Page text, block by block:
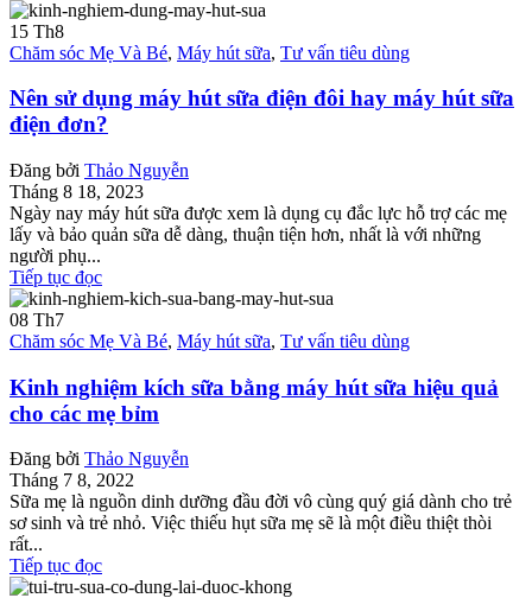
15 Th8
Chăm sóc Mẹ Và Bé, Máy hút sữa, Tư vấn tiêu dùng
Nên sử dụng máy hút sữa điện đôi hay máy hút sữa
điện đơn?
Đăng bởi Thảo Nguyễn
Tháng 8 18, 2023
Ngày nay máy hút sữa được xem là dụng cụ đắc lực hỗ trợ các mẹ
lấy và bảo quản sữa dễ dàng, thuận tiện hơn, nhất là với những
người phụ...
Tiếp tục đọc
08 Th7
Chăm sóc Mẹ Và Bé, Máy hút sữa, Tư vấn tiêu dùng
Kinh nghiệm kích sữa bằng máy hút sữa hiệu quả
cho các mẹ bỉm
Đăng bởi Thảo Nguyễn
Tháng 7 8, 2022
Sữa mẹ là nguồn dinh dưỡng đầu đời vô cùng quý giá dành cho trẻ
sơ sinh và trẻ nhỏ. Việc thiếu hụt sữa mẹ sẽ là một điều thiệt thòi
rất...
Tiếp tục đọc